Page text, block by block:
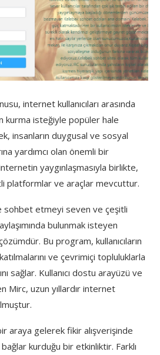
internet kullanıcıları arasında
isteğiyle popüler hale
insanların duygusal ve sosyal
yardımcı olan önemli bir
yaygınlaşmasıyla birlikte,
platformlar ve araçlar mevcuttur.
sohbet etmeyi seven ve çeşitli
bulunmak isteyen
Bu program, kullanıcıların
ve çevrimiçi topluluklarla
sağlar. Kullanıcı dostu arayüzü ve
Mirc, uzun yıllardır internet
araya gelerek fikir alışverişinde
kurduğu bir etkinliktir. Farklı